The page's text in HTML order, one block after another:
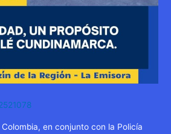
en conjunto con la Policía